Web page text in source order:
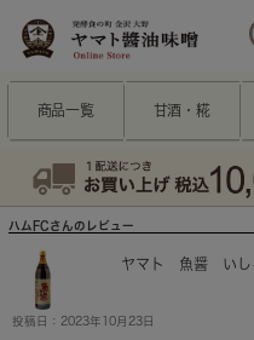
商品一覧 甘酒・糀
ハムFCさんのレビュー
ヤマト 魚醤 い
投稿日：2023年10月23日